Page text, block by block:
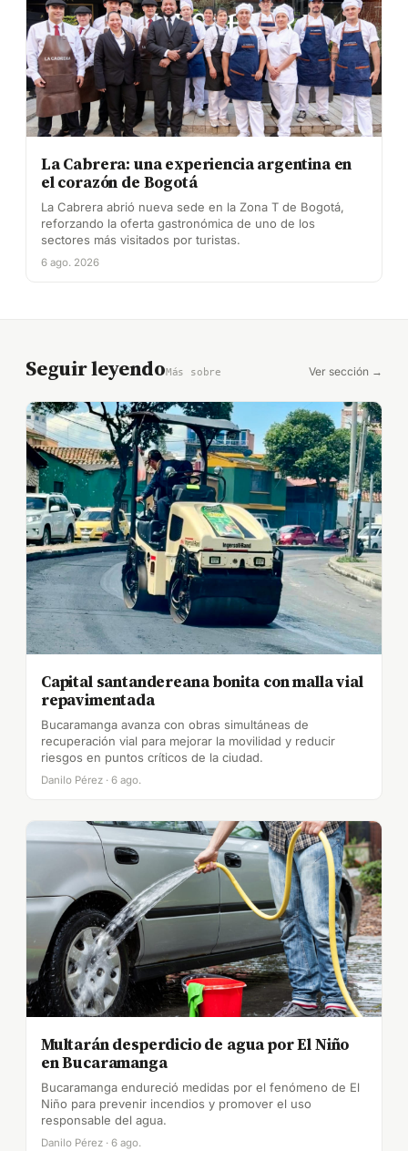
La Cabrera: una experiencia argentina en
el corazón de Bogotá
La Cabrera abrió nueva sede en la Zona T de Bogotá,
reforzando la oferta gastronómica de uno de los
sectores más visitados por turistas.
6 ago. 2026
Seguir leyendoMás sobre Ver sección →
Capital santandereana bonita con malla vial
repavimentada
Bucaramanga avanza con obras simultáneas de
recuperación vial para mejorar la movilidad y reducir
riesgos en puntos críticos de la ciudad.
Danilo Pérez · 6 ago.
Multarán desperdicio de agua por El Niño
en Bucaramanga
Bucaramanga endureció medidas por el fenómeno de El
Niño para prevenir incendios y promover el uso
responsable del agua.
Danilo Pérez · 6 ago.